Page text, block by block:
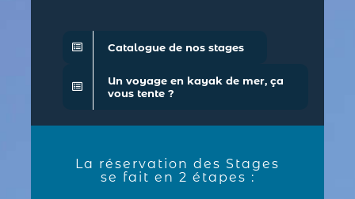
Catalogue de nos stages
Un voyage en kayak de mer, ça
vous tente ?
La réservation des Stages
se fait en 2 étapes :